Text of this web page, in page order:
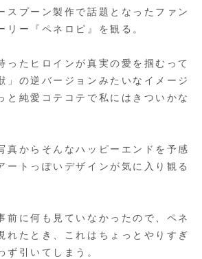
プーン製作で話題となったファン
リー『ペネロピ』を観る。
ったヒロインが真実の愛を掴むって
」の逆バージョンみたいなイメージ
と純愛コテコテで私にはきついかな
真からそんなハッピーエンドを予感
ートっぽいデザインが気に入り観る
に何も見ていなかったので、ペネ
れたとき、これはちょっとやりすぎ
ず引いてしまう。